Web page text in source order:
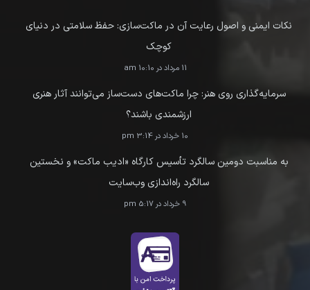
نکات ایمنی و اصول رعایت آن در ماکت‌سازی: حفظ سلامتی در دنیای
کوچک
11 مرداد در 10:10 am
سرمایه‌گذاری روی هنر: چرا ماکت‌های دست‌ساز می‌توانند آثار هنری
ارزشمندی باشند؟
10 خرداد در 3:14 pm
به مناسبت دومین سالگرد تأسیس کارگاه «ادیب ماکت» و نخستین
سالگرد راه‌اندازی وب‌سایت
9 خرداد در 5:17 pm